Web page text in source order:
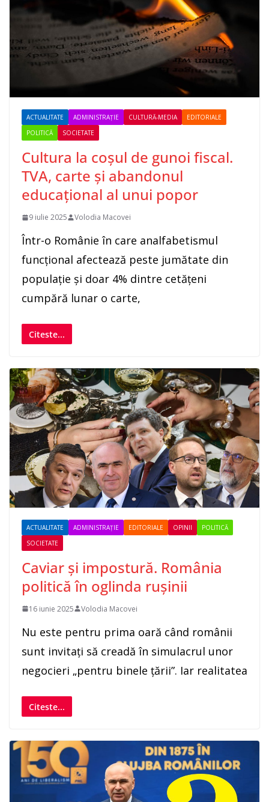
ACTUALITATE ADMINISTRAȚIE CULTURĂ-MEDIA
EDITORIALE
POLITICĂ
SOCIETATE
Cultura la coșul de gunoi fiscal.
TVA, carte și abandonul
educațional al unui popor
9 iulie 2025 Volodia Macovei
Într-o Românie în care analfabetismul
funcțional afectează peste jumătate din
populație și doar 4% dintre cetățeni
cumpără lunar o carte,
Citeste...
ACTUALITATE ADMINISTRAȚIE EDITORIALE OPINII
POLITICĂ
SOCIETATE
Caviar și impostură. România
politică în oglinda rușinii
16 iunie 2025 Volodia Macovei
Nu este pentru prima oară când românii
sunt invitați să creadă în simulacrul unor
negocieri „pentru binele țării”. Iar realitatea
Citeste...